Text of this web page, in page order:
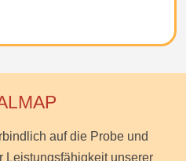
auf die Probe und
Leistungsfähigkeit unserer